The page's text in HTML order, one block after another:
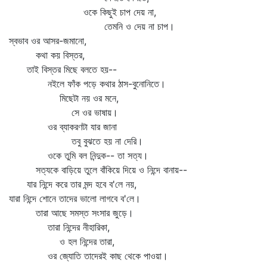
ওকে কিছুই চাপ দেয় না,
তেমনি ও দেয় না চাপ।
স্বভাব ওর আসর-জমানো,
কথা কয় বিস্তর,
তাই বিস্তর মিছে বলতে হয়--
নইলে ফাঁক পড়ে কথার ঠাস-বুনোনিতে।
মিছেটা নয় ওর মনে,
সে ওর ভাষায়।
ওর ব্যাকরণটা যার জানা
তবু বুঝতে হয় না দেরি।
ওকে তুমি বল নিন্দুক-- তা সত্য।
সত্যকে বাড়িয়ে তুলে বাঁকিয়ে দিয়ে ও নিন্দে বানায়--
যার নিন্দে করে তার মন্দ হবে ব'লে নয়,
যারা নিন্দে শোনে তাদের ভালো লাগবে ব'লে।
তারা আছে সমস্ত সংসার জুড়ে।
তারা নিন্দের নীহারিকা,
ও হল নিন্দের তারা,
ওর জ্যোতি তাদেরই কাছ থেকে পাওয়া।